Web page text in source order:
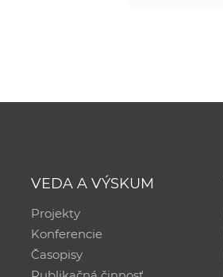
VEDA A VÝSKUM
Projekty
Konferencie
Časopisy